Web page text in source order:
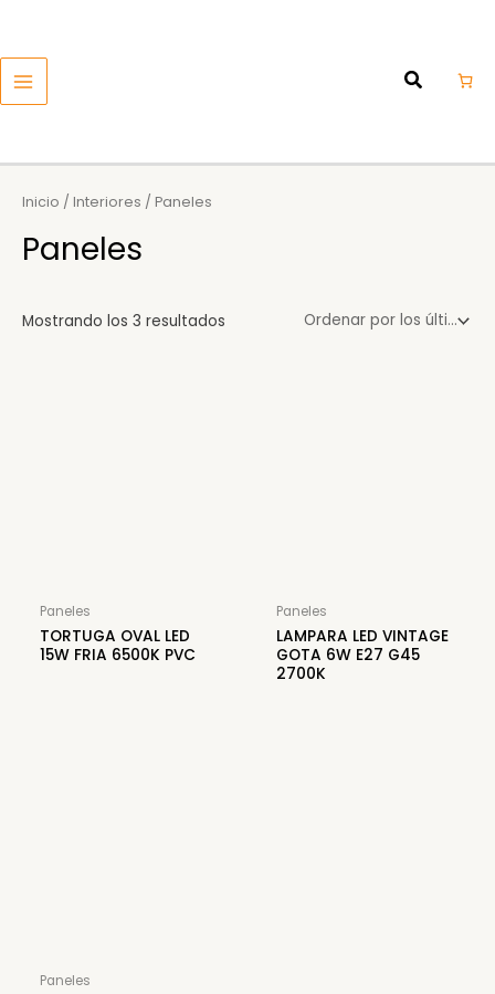
MENU
Inicio / Interiores / Paneles
Paneles
Mostrando los 3 resultados
Paneles
TORTUGA OVAL LED
15W FRIA 6500K PVC
Paneles
LAMPARA LED VINTAGE
GOTA 6W E27 G45
2700K
Paneles